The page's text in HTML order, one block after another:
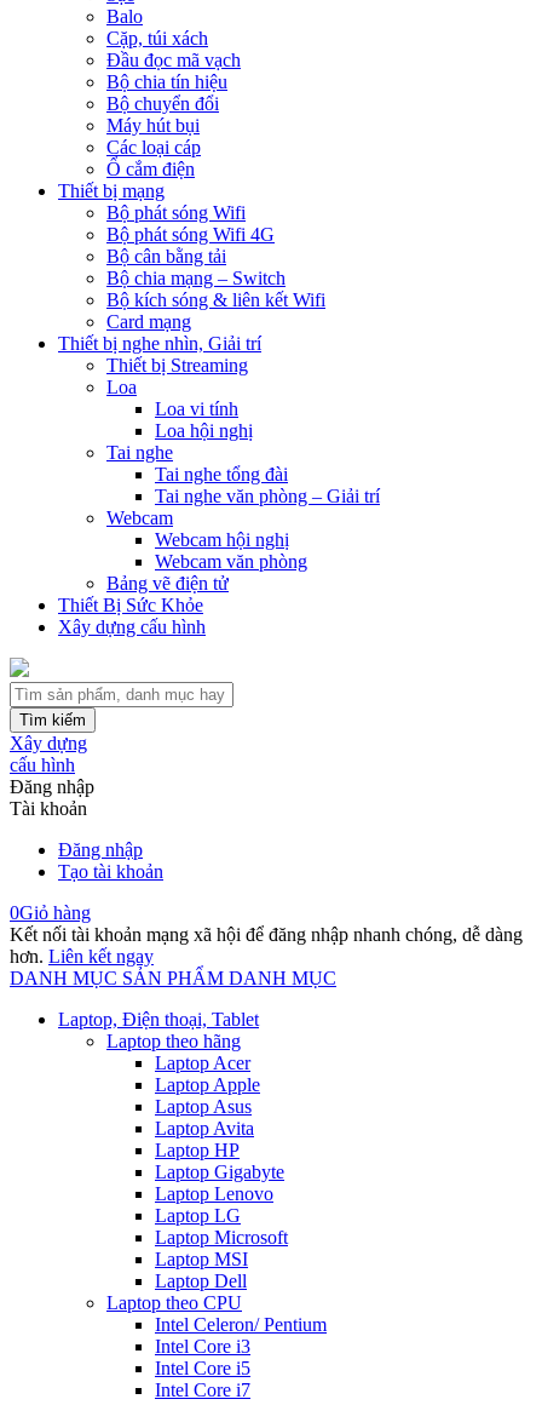
Balo
Cặp, túi xách
Đầu đọc mã vạch
Bộ chia tín hiệu
Bộ chuyển đổi
Máy hút bụi
Các loại cáp
Ổ cắm điện
Thiết bị mạng
Bộ phát sóng Wifi
Bộ phát sóng Wifi 4G
Bộ cân bằng tải
Bộ chia mạng – Switch
Bộ kích sóng & liên kết Wifi
Card mạng
Thiết bị nghe nhìn, Giải trí
Thiết bị Streaming
Loa
Loa vi tính
Loa hội nghị
Tai nghe
Tai nghe tổng đài
Tai nghe văn phòng – Giải trí
Webcam
Webcam hội nghị
Webcam văn phòng
Bảng vẽ điện tử
Thiết Bị Sức Khỏe
Xây dựng cấu hình
Tìm kiếm
Xây dựng
cấu hình
Đăng nhập
Tài khoản
Đăng nhập
Tạo tài khoản
0Giỏ hàng
Kết nối tài khoản mạng xã hội để đăng nhập nhanh chóng, dễ dàng
hơn. Liên kết ngay
DANH MỤC SẢN PHẨM DANH MỤC
Laptop, Điện thoại, Tablet
Laptop theo hãng
Laptop Acer
Laptop Apple
Laptop Asus
Laptop Avita
Laptop HP
Laptop Gigabyte
Laptop Lenovo
Laptop LG
Laptop Microsoft
Laptop MSI
Laptop Dell
Laptop theo CPU
Intel Celeron/ Pentium
Intel Core i3
Intel Core i5
Intel Core i7